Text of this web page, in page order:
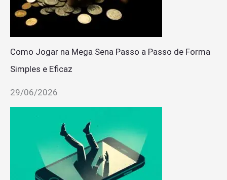
Como Jogar na Mega Sena Passo a Passo de Forma
Simples e Eficaz
29/06/2026